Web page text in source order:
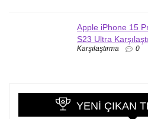
Apple iPhone 15
S23 Ultra
Karşılaştırma 0
YENI ÇIKAN